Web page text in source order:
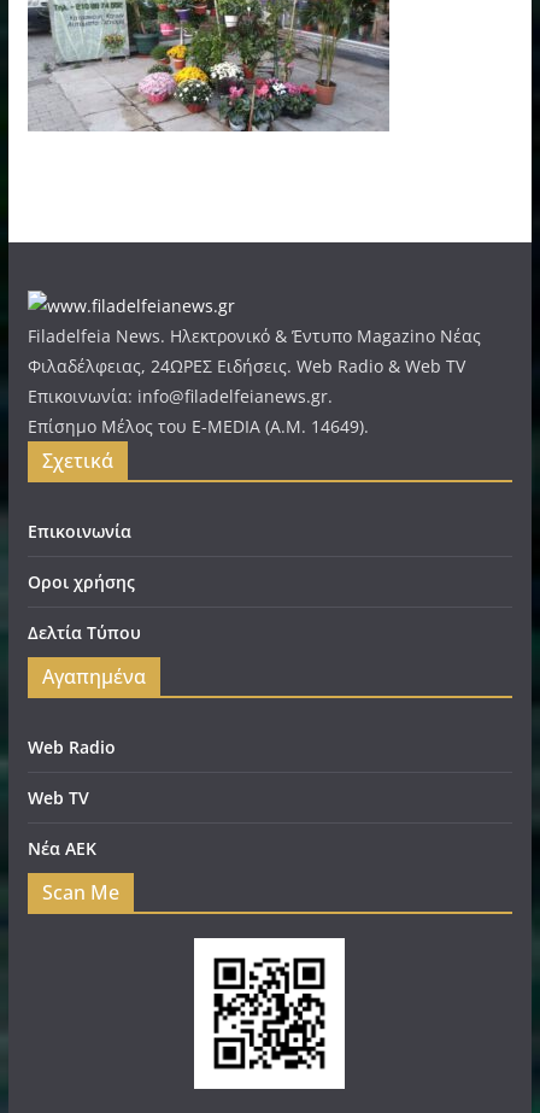
Filadelfeia News. Ηλεκτρονικό & Έντυπο Magazino Νέας
Φιλαδέλφειας, 24ΩΡΕΣ Ειδήσεις. Web Radio & Web TV
Επικοινωνία: info@filadelfeianews.gr.
Επίσημο Μέλος του E-MEDIA (A.M. 14649).
Σχετικά
Επικοινωνία
Οροι χρήσης
Δελτία Τύπου
Αγαπημένα
Web Radio
Web TV
Νέα ΑΕΚ
Scan Me